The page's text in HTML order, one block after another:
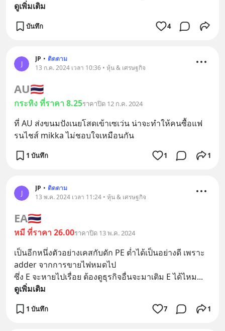
ดูเพิ่มเติม
บันทึก 4
J
JP • ติดตาม
13 ก.ค. 2024 เวลา 10:36 • หุ้น & เศรษฐกิจ
AU🇹🇭
กระทิง ที่ราคา 8.25ราคาปิด 12 ก.ค. 2024
ที่ AU ส่งขนมปังเนยโสดเข้าเซเว่น น่าจะทำให้คนซื้อแฟ
รนไชส์ mikka ไม่ชอบใจเหมือนกัน
1 บันทึก 1 1
J
JP • ติดตาม
13 พ.ค. 2024 เวลา 11:24 • หุ้น & เศรษฐกิจ
EA🇹🇭
หมี ที่ราคา 26.00ราคาปิด 13 พ.ค. 2024
เป็นอีกหนึ่งตัวอย่างเคสกับดัก PE ต่ำได้เป็นอย่างดี เพราะ
adder จากการขายไฟหมดไป
ซึ่ง E จะหายไปเรื่อย ต้องดูธุรกิจอื่นจะมาเติม E ได้ไหม...
ดูเพิ่มเติม
1 บันทึก 7 1